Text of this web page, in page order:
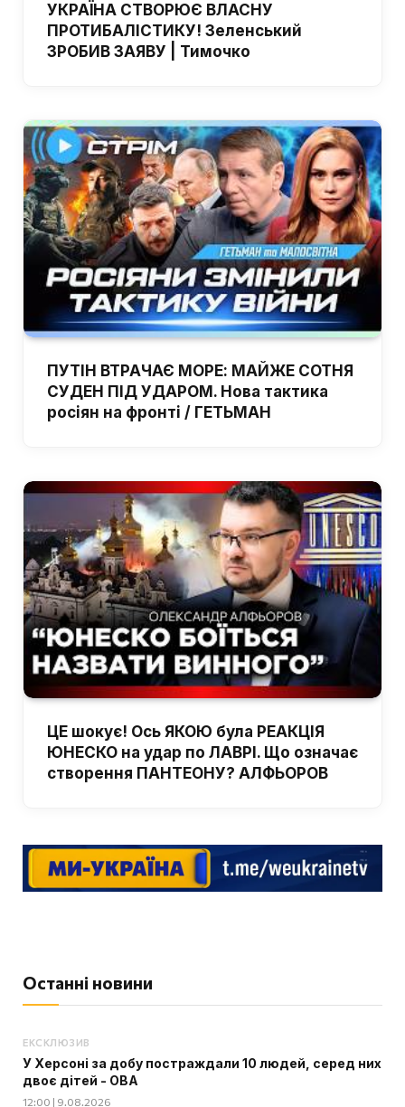
УКРАЇНА СТВОРЮЄ ВЛАСНУ
ПРОТИБАЛІСТИКУ! Зеленський
ЗРОБИВ ЗАЯВУ | Тимочко
ПУТІН ВТРАЧАЄ МОРЕ: МАЙЖЕ СОТНЯ
СУДЕН ПІД УДАРОМ. Нова тактика
росіян на фронті / ГЕТЬМАН
ЦЕ шокує! Ось ЯКОЮ була РЕАКЦІЯ
ЮНЕСКО на удар по ЛАВРІ. Що означає
створення ПАНТЕОНУ? АЛФЬОРОВ
Останні новини
ЕКСКЛЮЗИВ
У Херсоні за добу постраждали 10 людей, серед них
двоє дітей - ОВА
12:00 | 9.08.2026